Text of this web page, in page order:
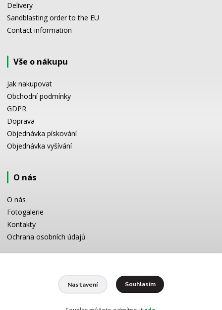
Delivery
Sandblasting order to the EU
Contact information
Vše o nákupu
Jak nakupovat
Obchodní podmínky
GDPR
Doprava
Objednávka pískování
Objednávka vyšívání
O nás
O nás
Fotogalerie
Kontakty
Ochrana osobních údajů
Potřebujete poradit s výběrem? Neváhejte se zeptat:
+420 728 772 566
Nastavení Souhlasím